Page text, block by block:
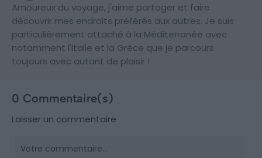
Amoureux du voyage, j'aime partager et faire
découvrir mes endroits préférés aux autres. Je suis
particulièrement attaché à la Méditerranée avec
notamment l'Italie et la Grèce que je parcours
toujours avec autant de plaisir !
0 Commentaire(s)
Laisser un commentaire